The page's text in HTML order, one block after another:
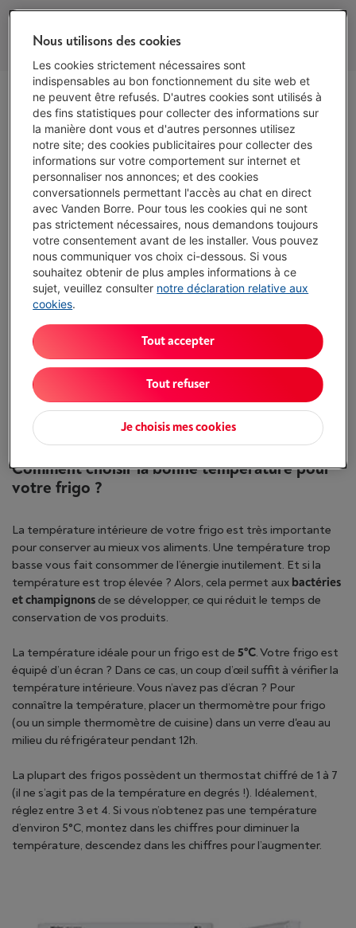
Conseils pour réduire votre consommation d’énergie
Comment choisir la bonne température pour
votre frigo ?
La température intérieure de votre frigo est très importante
pour conserver au mieux vos aliments. Une température trop
basse vous fait consommer de l’énergie inutilement. Et si la
température est trop élevée ? Alors, cela permet aux bactéries
et champignons de se développer, ce qui réduit le temps de
conservation de vos produits.
La température idéale pour un frigo est de 5°C. Votre frigo est
équipé d’un écran ? Dans ce cas, un coup d’œil suffit à vérifier la
température intérieure. Vous n’avez pas d’écran ? Pour
connaître la température, placer un thermomètre pour frigo
(ou un simple thermomètre de cuisine) dans un verre d'eau au
milieu du réfrigérateur pendant 12h.
La plupart des frigos possèdent un thermostat chiffré de 1 à 7
(il ne s’agit pas de la température en degrés !). Idéalement,
réglez entre 3 et 4. Si vous n’obtenez pas une température
d’environ 5°C, montez dans les chiffres pour diminuer la
température, descendez dans les chiffres pour l’augmenter.
Nous utilisons des cookies
Les cookies strictement nécessaires sont
indispensables au bon fonctionnement du site web et
ne peuvent être refusés. D'autres cookies sont utilisés à
des fins statistiques pour collecter des informations sur
la manière dont vous et d'autres personnes utilisez
notre site; des cookies publicitaires pour collecter des
informations sur votre comportement sur internet et
personnaliser nos annonces; et des cookies
conversationnels permettant l'accès au chat en direct
avec Vanden Borre. Pour tous les cookies qui ne sont
pas strictement nécessaires, nous demandons toujours
votre consentement avant de les installer. Vous pouvez
nous communiquer vos choix ci-dessous. Si vous
souhaitez obtenir de plus amples informations à ce
sujet, veuillez consulter notre déclaration relative aux
cookies.
Je choisis mes cookies
Tout refuser
Tout accepter